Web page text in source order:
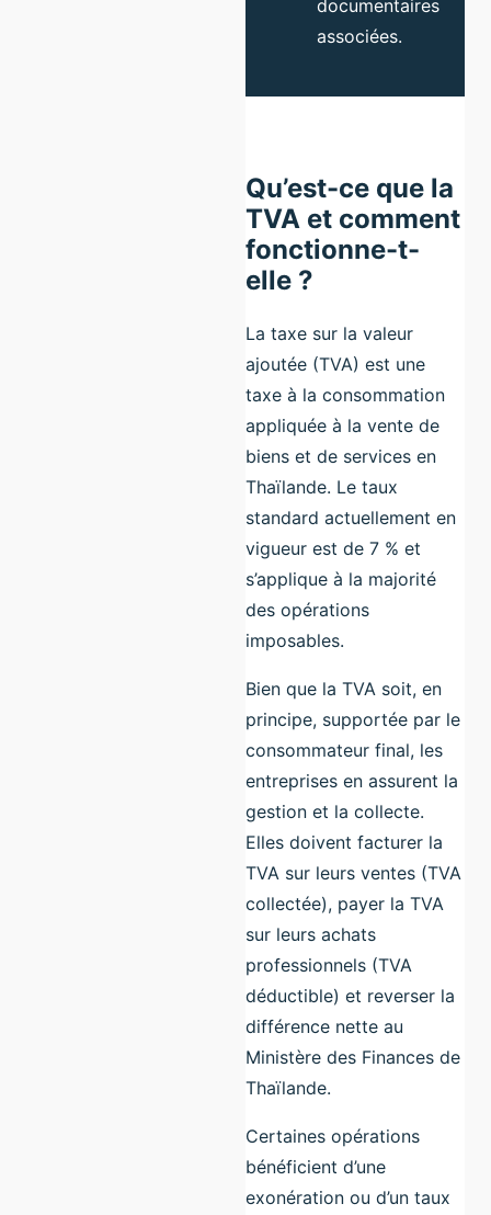
documentaires
associées.
Qu’est-ce que la
TVA et comment
fonctionne-t-
elle ?
La taxe sur la valeur
ajoutée (TVA) est une
taxe à la consommation
appliquée à la vente de
biens et de services en
Thaïlande. Le taux
standard actuellement en
vigueur est de 7 % et
s’applique à la majorité
des opérations
imposables.
Bien que la TVA soit, en
principe, supportée par le
consommateur final, les
entreprises en assurent la
gestion et la collecte.
Elles doivent facturer la
TVA sur leurs ventes (TVA
collectée), payer la TVA
sur leurs achats
professionnels (TVA
déductible) et reverser la
différence nette au
Ministère des Finances de
Thaïlande.
Certaines opérations
bénéficient d’une
exonération ou d’un taux